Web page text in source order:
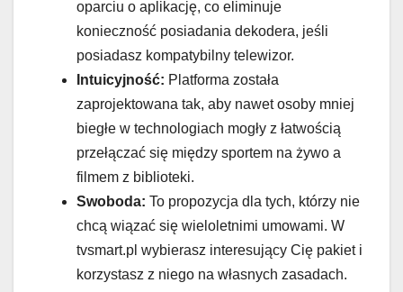
oparciu o aplikację, co eliminuje
konieczność posiadania dekodera, jeśli
posiadasz kompatybilny telewizor.
Intuicyjność: Platforma została
zaprojektowana tak, aby nawet osoby mniej
biegłe w technologiach mogły z łatwością
przełączać się między sportem na żywo a
filmem z biblioteki.
Swoboda: To propozycja dla tych, którzy nie
chcą wiązać się wieloletnimi umowami. W
tvsmart.pl wybierasz interesujący Cię pakiet i
korzystasz z niego na własnych zasadach.